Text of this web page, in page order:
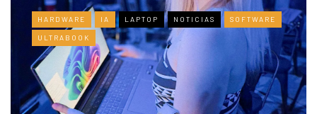
HARDWARE IA LAPTOP NOTICIAS SOFTWARE
ULTRABOOK